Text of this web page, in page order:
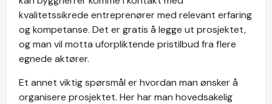
kvalitetssikrede entreprenører med relevant erfaring
og kompetanse. Det er gratis å legge ut prosjektet,
og man vil motta uforpliktende pristilbud fra flere
egnede aktører.
Et annet viktig spørsmål er hvordan man ønsker å
organisere prosjektet. Her har man hovedsakelig